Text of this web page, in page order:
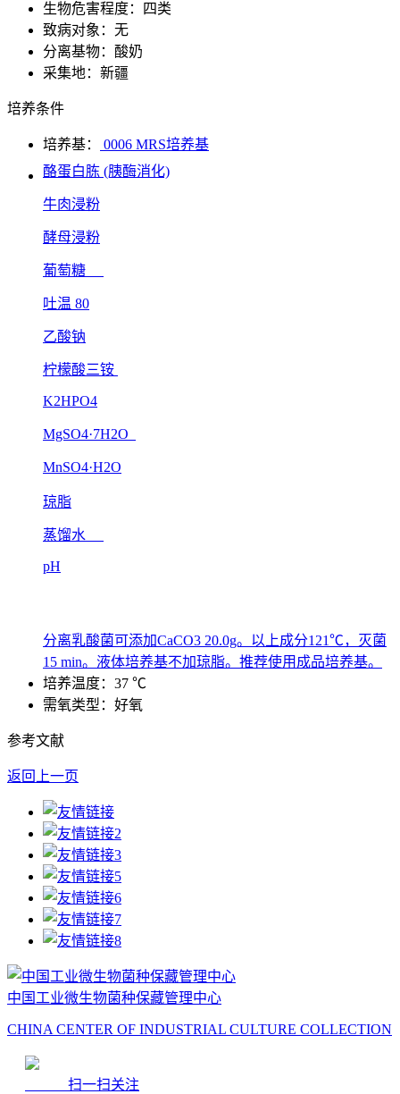
生物危害程度：四类
致病对象：无
分离基物：酸奶
采集地：新疆
培养条件
培养基：
0006 MRS培养基
酪蛋白胨 (胰酶消化)
牛肉浸粉
酵母浸粉
葡萄糖
吐温 80
乙酸钠
柠檬酸三铵
K2HPO4
MgSO4·7H2O
MnSO4·H2O
琼脂
蒸馏水
pH
分离乳酸菌可添加CaCO3 20.0g。以上成分121℃，灭菌
15 min。液体培养基不加琼脂。推荐使用成品培养基。
培养温度：37 ℃
需氧类型：好氧
参考文献
返回上一页
中国工业微生物菌种保藏管理中心
CHINA CENTER OF INDUSTRIAL CULTURE COLLECTION
扫一扫关注